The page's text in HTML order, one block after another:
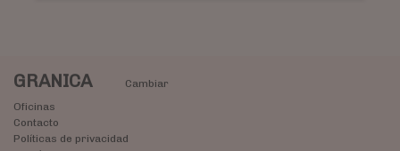
GRANICA
Cambiar
Oficinas
Contacto
Políticas de privacidad